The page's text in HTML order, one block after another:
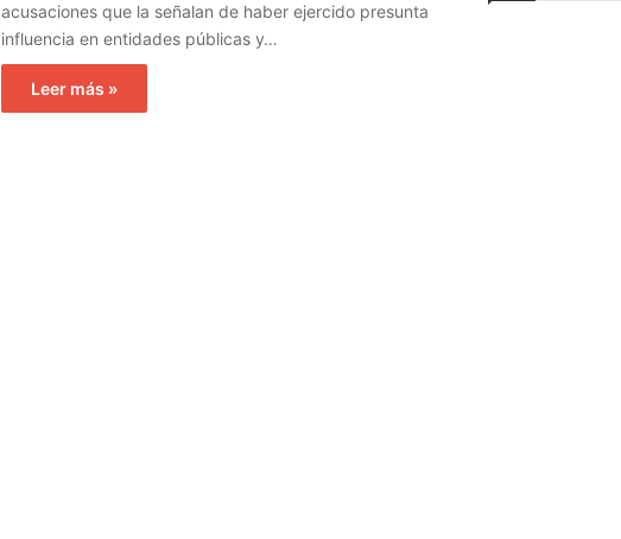
acusaciones que la señalan de haber ejercido presunta
influencia en entidades públicas y…
Leer más »